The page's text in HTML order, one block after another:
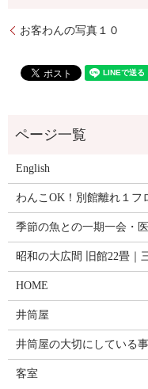
お客わんの写真１０
English
わんこOK！別館離れ１フ
季節の魚との一期一会・
昭和の大広間 旧館22畳｜
HOME
井筒屋
井筒屋の大切にしている事
客室